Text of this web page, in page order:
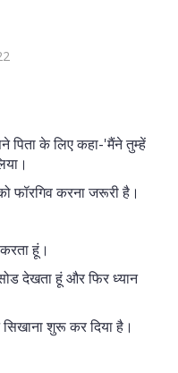
के लिए कहा-'मैंने तुम्हें
फॉरगिव करना जरूरी है।
हूं।
देखता हूं और फिर ध्यान
शुरू कर दिया है।